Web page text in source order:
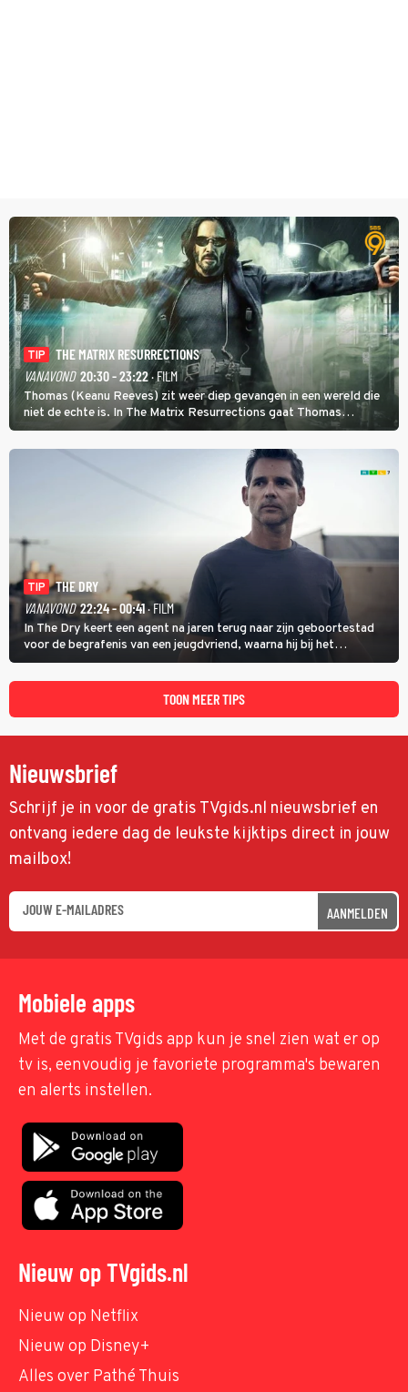
TIP
THE MATRIX RESURRECTIONS
VANAVOND 20:30 - 23:22· FILM
Thomas (Keanu Reeves) zit weer diep gevangen in een wereld die
niet de echte is. In The Matrix Resurrections gaat Thomas
proberen uit deze schijnwereld te ontsnappen.
TIP
THE DRY
VANAVOND 22:24 - 00:41· FILM
In The Dry keert een agent na jaren terug naar zijn geboortestad
voor de begrafenis van een jeugdvriend, waarna hij bij het
onderzoeken van diens dood een verband begint te vermoeden
met een oude zaak.
TOON MEER TIPS
Nieuwsbrief
Schrijf je in voor de gratis TVgids.nl nieuwsbrief en
ontvang iedere dag de leukste kijktips direct in jouw
mailbox!
AANMELDEN
Mobiele apps
Met de gratis TVgids app kun je snel zien wat er op
tv is, eenvoudig je favoriete programma's bewaren
en alerts instellen.
Nieuw op TVgids.nl
Nieuw op Netflix
Nieuw op Disney+
Alles over Pathé Thuis